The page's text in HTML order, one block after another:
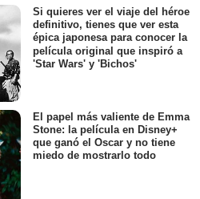
Si quieres ver el viaje del héroe
definitivo, tienes que ver esta
épica japonesa para conocer la
película original que inspiró a
'Star Wars' y 'Bichos'
El papel más valiente de Emma
Stone: la película en Disney+
que ganó el Oscar y no tiene
miedo de mostrarlo todo